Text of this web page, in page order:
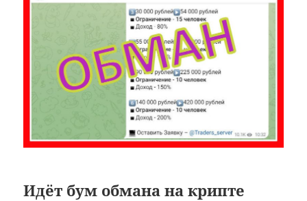
Идёт бум обмана на крипте